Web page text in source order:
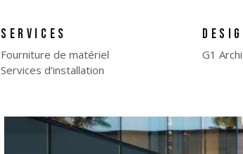
SERVICES
Fourniture de matériel
Services d’installation
G1